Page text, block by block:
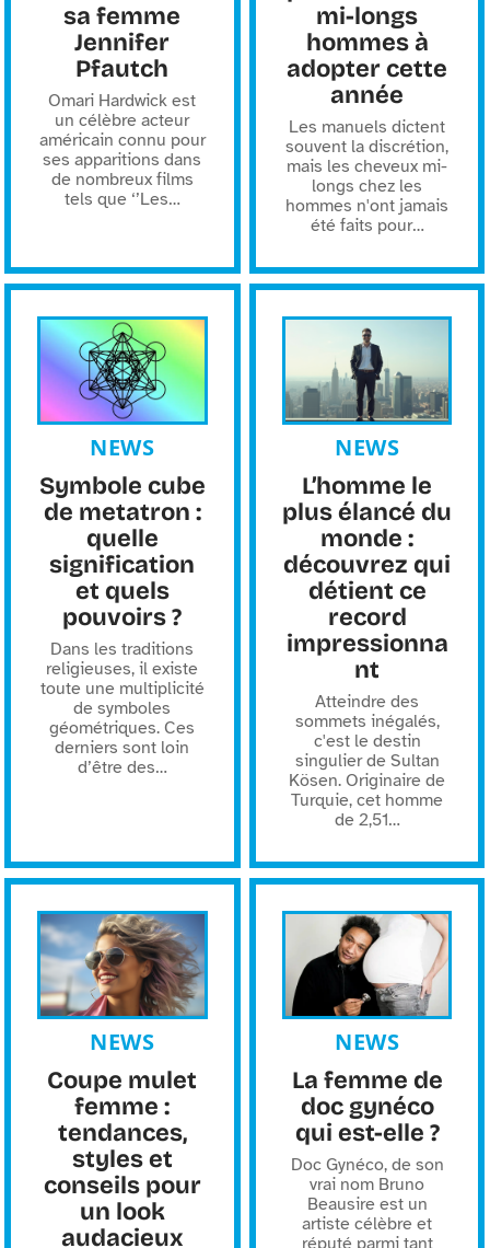
sa femme
Jennifer
Pfautch
Omari Hardwick est
un célèbre acteur
américain connu pour
ses apparitions dans
de nombreux films
tels que ‘’Les…
mi-longs
hommes à
adopter cette
année
Les manuels dictent
souvent la discrétion,
mais les cheveux mi-
longs chez les
hommes n'ont jamais
été faits pour…
NEWS
Symbole cube
de metatron :
quelle
signification
et quels
pouvoirs ?
Dans les traditions
religieuses, il existe
toute une multiplicité
de symboles
géométriques. Ces
derniers sont loin
d’être des…
NEWS
L’homme le
plus élancé du
monde :
découvrez qui
détient ce
record
impressionna
nt
Atteindre des
sommets inégalés,
c'est le destin
singulier de Sultan
Kösen. Originaire de
Turquie, cet homme
de 2,51…
NEWS
Coupe mulet
femme :
tendances,
styles et
conseils pour
un look
audacieux
NEWS
La femme de
doc gynéco
qui est-elle ?
Doc Gynéco, de son
vrai nom Bruno
Beausire est un
artiste célèbre et